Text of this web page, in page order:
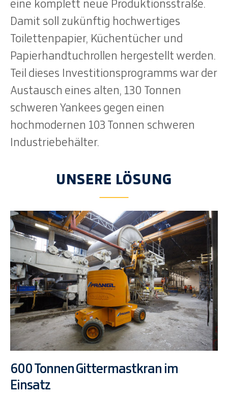
eine komplett neue Produktionsstraße.
Damit soll zukünftig hochwertiges
Toilettenpapier, Küchentücher und
Papierhandtuchrollen hergestellt werden.
Teil dieses Investitionsprogramms war der
Austausch eines alten, 130 Tonnen
schweren Yankees gegen einen
hochmodernen 103 Tonnen schweren
Industriebehälter.
UNSERE LÖSUNG
600 Tonnen Gittermastkran im
Einsatz